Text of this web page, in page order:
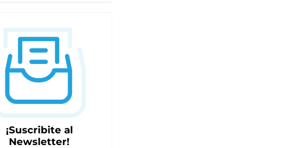
¡Suscribite al
Newsletter!